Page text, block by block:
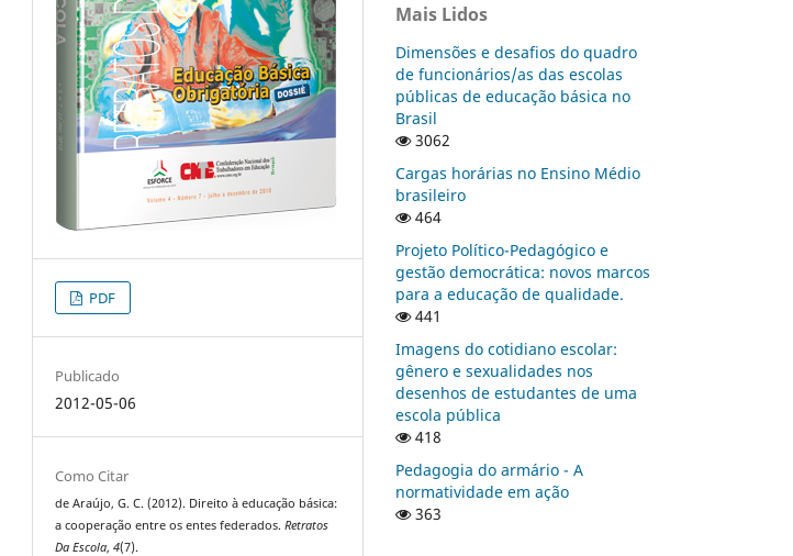
PDF
Publicado
2012-05-06
Como Citar
de Araújo, G. C. (2012). Direito à educação básica:
a cooperação entre os entes federados.Retratos
Da Escola,4(7).
Mais Lidos
Dimensões e desafios do quadro
de funcionários/as das escolas
públicas de educação básica no
Brasil
3062
Cargas horárias no Ensino Médio
brasileiro
464
Projeto Político-Pedagógico e
gestão democrática: novos marcos
para a educação de qualidade.
441
Imagens do cotidiano escolar:
gênero e sexualidades nos
desenhos de estudantes de uma
escola pública
418
Pedagogia do armário - A
normatividade em ação
363